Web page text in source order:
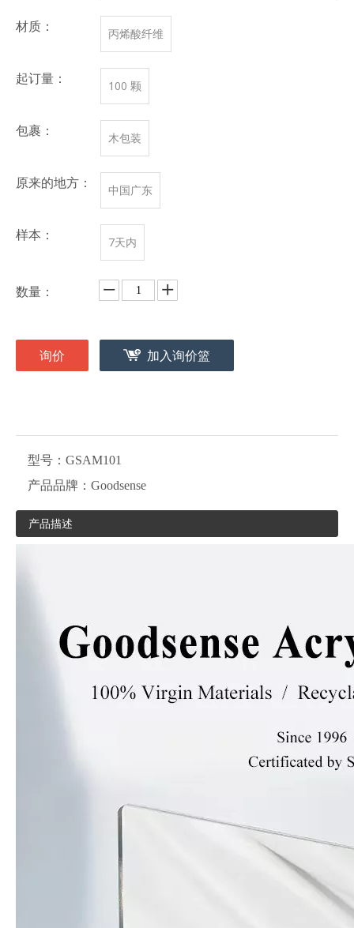
材质： 丙烯酸纤维
起订量： 100 颗
包裹： 木包装
原来的地方： 中国广东
样本： 7天内
数量：
询价 加入询价篮
型号： GSAM101
产品品牌： Goodsense
产品描述